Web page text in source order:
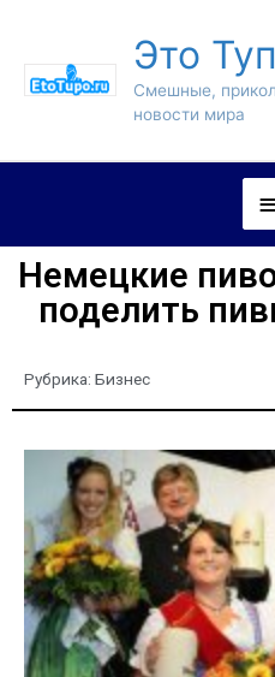
Это
Смешные,
новости мира
Немецкие
поделить
Рубрика: Бизнес